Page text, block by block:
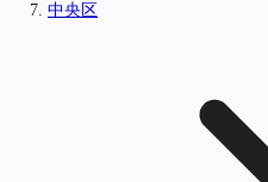
中央区